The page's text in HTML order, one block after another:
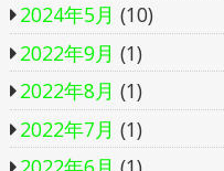
2024年5月 (10)
2022年9月 (1)
2022年8月 (1)
2022年7月 (1)